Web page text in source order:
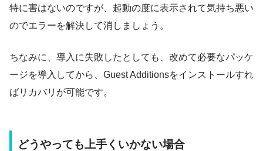
特に害はないのですが、起動の度に表示されて気持ち悪い
のでエラーを解決して消しましょう。
ちなみに、導入に失敗したとしても、改めて必要なパッケ
ージを導入してから、Guest Additionsをインストールすれ
ばリカバリが可能です。
どうやっても上手くいかない場合